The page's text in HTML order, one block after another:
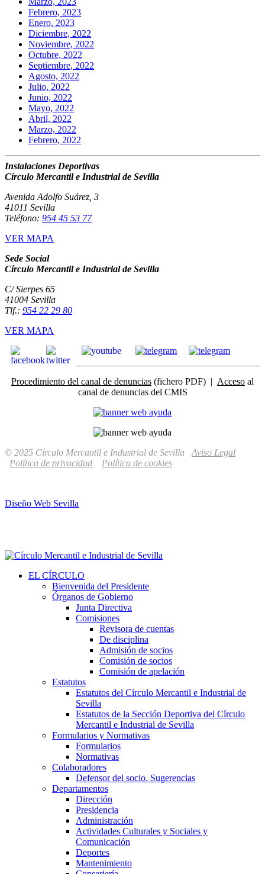
Febrero, 2023
Enero, 2023
Diciembre, 2022
Noviembre, 2022
Octubre, 2022
Septiembre, 2022
Agosto, 2022
Julio, 2022
Junio, 2022
Mayo, 2022
Abril, 2022
Marzo, 2022
Febrero, 2022
Instalaciones Deportivas
Círculo Mercantil e Industrial de Sevilla
Avenida Adolfo Suárez, 3
41011 Sevilla
Teléfono: 954 45 53 77
VER MAPA
Sede Social
Círculo Mercantil e Industrial de Sevilla
C/ Sierpes 65
41004 Sevilla
Tlf.: 954 22 29 80
VER MAPA
Procedimiento del canal de denuncias (fichero PDF) | Acceso al
canal de denuncias del CMIS
© 2025 Círculo Mercantil e Industrial de Sevilla Aviso Legal
Política de privacidad
Política de cookies
Diseño Web Sevilla
EL CÍRCULO
Bienvenida del Presidente
Órganos de Gobierno
Junta Directiva
Comisiones
Revisora de cuentas
De disciplina
Admisión de socios
Comisión de socios
Comisión de apelación
Estatutos
Estatutos del Círculo Mercantil e Industrial de
Sevilla
Estatutos de la Sección Deportiva del Círculo
Mercantil e Industrial de Sevilla
Formularios y Normativas
Formularios
Normativas
Colaboradores
Defensor del socio. Sugerencias
Departamentos
Dirección
Presidencia
Administración
Actividades Culturales y Sociales y
Comunicación
Deportes
Mantenimiento